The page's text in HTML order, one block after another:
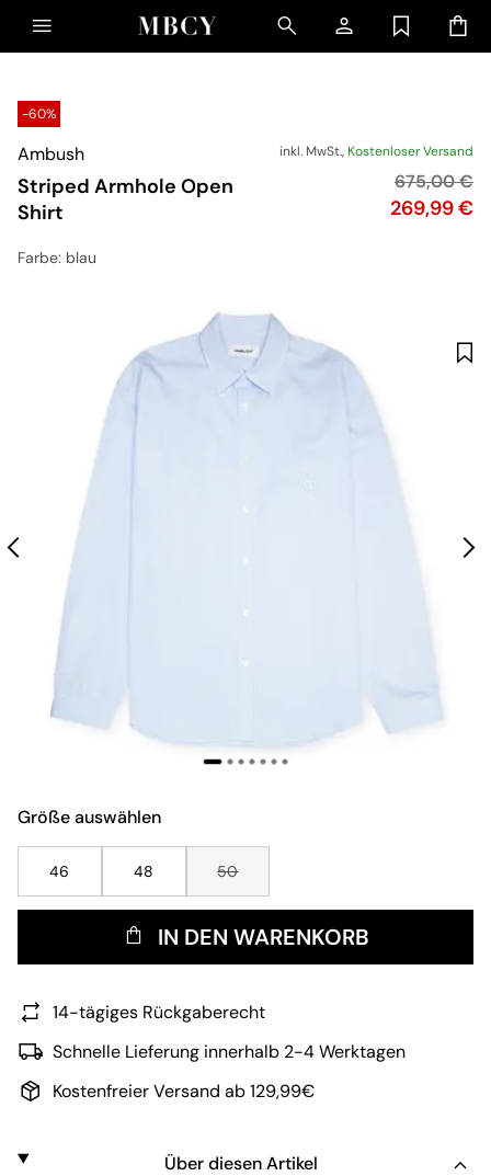
-60%
Ambush
Striped Armhole Open
Shirt
inkl. MwSt., Kostenloser Versand
Preis
269,99 €
675,00 €
Farbe: blau
Größe auswählen
46 48 50
IN DEN WARENKORB
14-tägiges Rückgaberecht
Schnelle Lieferung innerhalb 2-4 Werktagen
Kostenfreier Versand ab 129,99€
Über diesen Artikel